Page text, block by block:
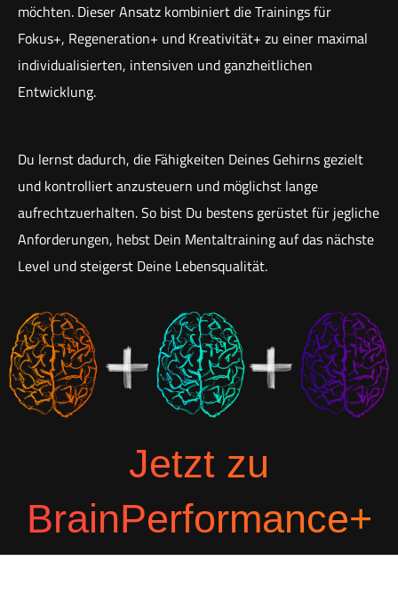
möchten. Dieser Ansatz kombiniert die Trainings für
Fokus+, Regeneration+ und Kreativität+ zu einer maximal
individualisierten, intensiven und ganzheitlichen
Entwicklung.
Du lernst dadurch, die Fähigkeiten Deines Gehirns gezielt
und kontrolliert anzusteuern und möglichst lange
aufrechtzuerhalten. So bist Du bestens gerüstet für jegliche
Anforderungen, hebst Dein Mentaltraining auf das nächste
Level und steigerst Deine Lebensqualität.
Jetzt zu
BrainPerformance+